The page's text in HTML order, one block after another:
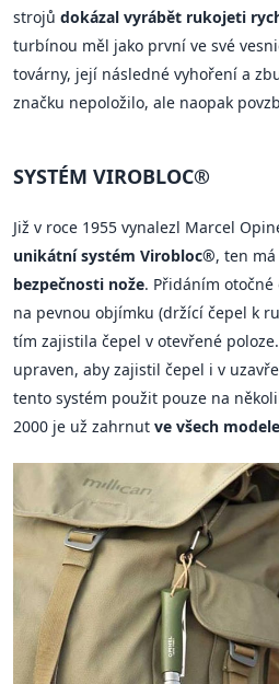
strojů dokázal vyrábět rukojeti
turbínou měl jako první ve své
továrny, její následné vyhoření a
značku nepoložilo, ale naopak
SYSTÉM VIROBLOC®
Již v roce 1955 vynalezl Marcel
unikátní systém Virobloc®, ten
bezpečnosti nože. Přidáním
na pevnou objímku (držící čepel k
tím zajistila čepel v otevřené
upraven, aby zajistil čepel i v
tento systém použit pouze na
2000 je už zahrnut ve všech